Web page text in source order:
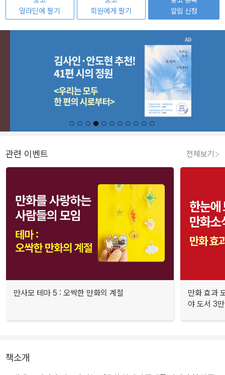
알라딘에 팔기
회원에게 팔기
알림 신청
관련 이벤트 전체보기
만사모 테마 5 : 오싹한 만화의 계절
만화 효과
야 도서 3
책소개